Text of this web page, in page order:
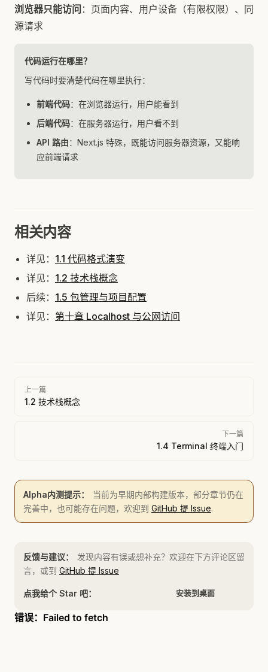
浏览器只能访问 ：页面内容、用户设备（有限权限）、同
源请求
代码运行在哪里？
写代码时要清楚代码在哪里执行：
前端代码：在浏览器运行，用户能看到
后端代码：在服务器运行，用户看不到
API 路由：Next.js 特殊，既能访问服务器资源，又能响
应前端请求
相关内容
详见： 1.1 代码格式演变
详见： 1.2 技术栈概念
后续： 1.5 包管理与项目配置
详见： 第十章 Localhost 与公网访问
Pager
上一篇
1.2 技术栈概念
下一篇
1.4 Terminal 终端入门
Alpha内测提示：
当前为早期内部构建版本，部分章节仍在
完善中，也可能存在问题，欢迎到 GitHub 提 Issue.
反馈与建议：
发现内容有误或想补充？欢迎在下方评论区留
言，或到 GitHub 提 Issue
点我给个 Star 吧： 安装到桌面